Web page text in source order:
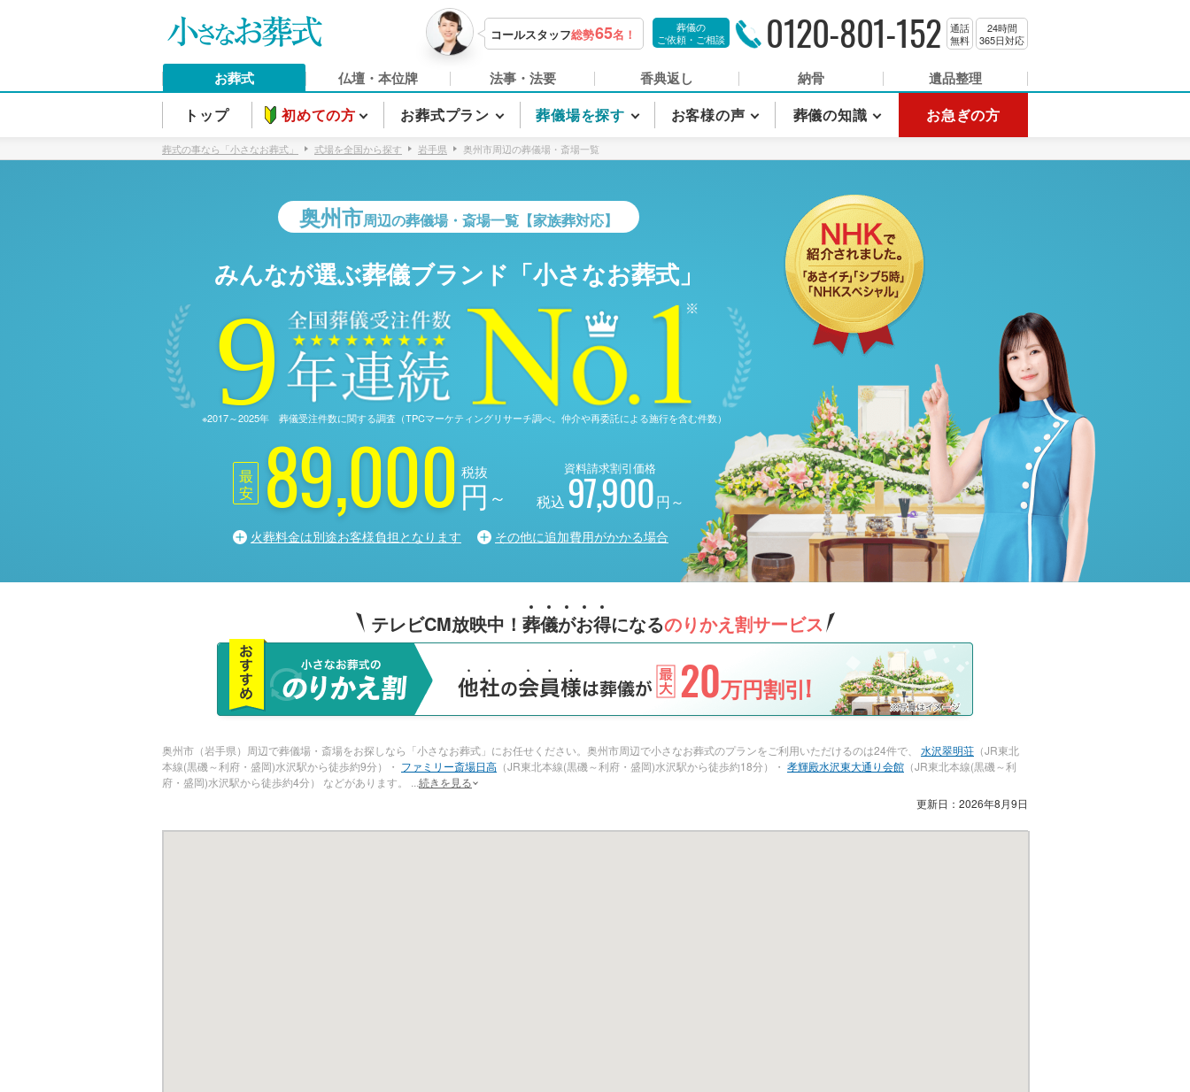
コールスタッフ総勢65名！
葬儀の
ご依頼・ご相談
0120-801-152
通話
無料
24時間
365日対応
お葬式 仏壇・本位牌 法事・法要 香典返し 納骨 遺品整理
トップ 初めての方 お葬式プラン 葬儀場を探す お客様の声 葬儀の知識 お急ぎの方
葬式の事なら「小さなお葬式」 式場を全国から探す 岩手県 奥州市周辺の葬儀場・斎場一覧
奥州市周辺の葬儀場・斎場一覧【家族葬対応】
みんなが選ぶ葬儀ブランド「小さなお葬式」
9
※2017～2025年 葬儀受注件数に関する調査（TPCマーケティングリサーチ調べ。仲介や再委託による施行を含む件数）
最
安
89,000円 ～
税抜 資料請求割引価格
税込97,900円～
火葬料金は別途お客様負担となります その他に追加費用がかかる場合
テレビCM放映中！ 葬儀がお得になるのりかえ割サービス
20万円割引!
奥州市（岩手県）周辺で葬儀場・斎場をお探しなら「小さなお葬式」にお任せください。奥州市周辺で小さなお葬式のプランをご利用いただけるのは24件で、 水沢翠明荘 （JR東北
本線(黒磯～利府・盛岡)水沢駅から徒歩約9分）・ ファミリー斎場日高 （JR東北本線(黒磯～利府・盛岡)水沢駅から徒歩約18分）・ 孝輝殿水沢東大通り会館 （JR東北本線(黒磯～利
府・盛岡)水沢駅から徒歩約4分） などがあります。
続きを見る
更新日： 2026年8月9日